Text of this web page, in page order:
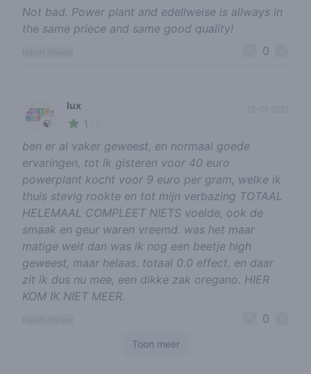
Not bad. Power plant and edellweise is allways in
the same priece and same good quality!
0
🍃
lux
1
ben er al vaker geweest, en normaal goede
ervaringen, tot ik gisteren voor 40 euro
powerplant kocht voor 9 euro per gram, welke ik
thuis stevig rookte en tot mijn verbazing TOTAAL
HELEMAAL COMPLEET NIETS voelde, ook de
smaak en geur waren vreemd. was het maar
matige weit dan was ik nog een beetje high
geweest, maar helaas. totaal 0.0 effect. en daar
zit ik dus nu mee, een dikke zak oregano. HIER
KOM IK NIET MEER.
0
Toon meer